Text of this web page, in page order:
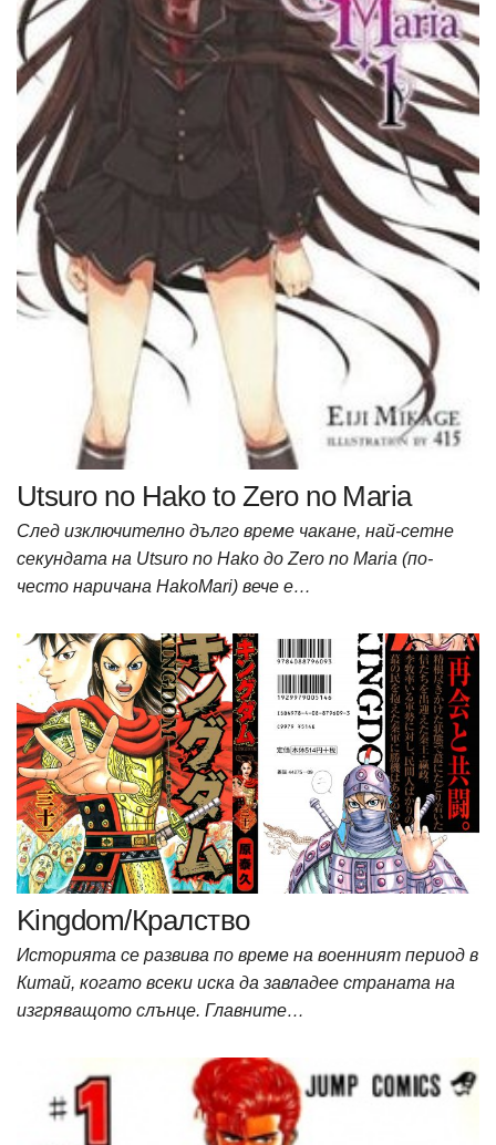
Utsuro no Hako to Zero no Maria
След изключително дълго време чакане, най-сетне
секундата на Utsuro no Hako до Zero no Maria (по-
често наричана HakoMari) вече е…
Kingdom/Кралство
Историята се развива по време на военният период в
Китай, когато всеки иска да завладее страната на
изгряващото слънце. Главните…